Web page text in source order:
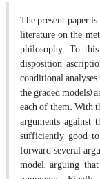
The present paper
literature on the
philosophy. To
disposition
conditional
the graded models)
each of them. With
arguments against
sufficiently good
forward several
model, arguing